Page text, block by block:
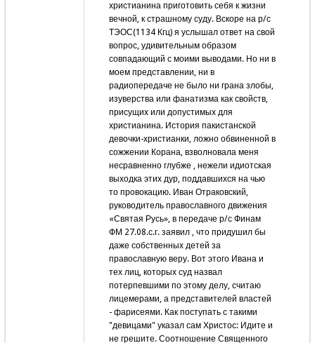
христианина приготовить себя к жизни
вечной, к страшному суду. Вскоре на р/с
ТЭОС(1134 Кгц) я услышал ответ на свой
вопрос, удивительным образом
совпадающий с моими выводами. Но ни в
моем представлении, ни в
радиопередаче не было ни грана злобы,
изуверства или фанатизма как свойств,
присущих или допустимых для
христианина. История пакистанской
девочки-христианки, ложно обвиненной в
сожжении Корана, взволновала меня
несравненно глубже , нежели идиотская
выходка этих дур, поддавшихся на чью
то провокацию. Иван Отраковский,
руководитель православного движения
«Святая Русь», в передаче р/с Финам
ФМ 27.08.с.г. заявил , что придушил бы
даже собственных детей за
православную веру. Вот этого Ивана и
тех лиц, которых суд назвал
потерпевшими по этому делу, считаю
лицемерами, а представителей властей
- фарисеями. Как поступать с такими
"девицами" указал сам Христос: Идите и
не грешите. Соотношение Священного